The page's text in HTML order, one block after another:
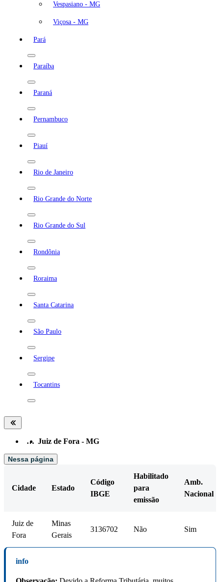
Vespasiano - MG
Viçosa - MG
Pará
Paraíba
Paraná
Pernambuco
Piauí
Rio de Janeiro
Rio Grande do Norte
Rio Grande do Sul
Rondônia
Roraima
Santa Catarina
São Paulo
Sergipe
Tocantins
… Juiz de Fora - MG
Nessa página
Cidade Estado
Código
IBGE
Habilitado
para
emissão
Amb.
Nacional
Juiz de
Fora
Minas
Gerais
3136702 Não Sim
info